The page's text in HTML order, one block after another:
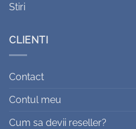
Stiri
CLIENTI
Contact
Contul meu
Cum sa devii reseller?